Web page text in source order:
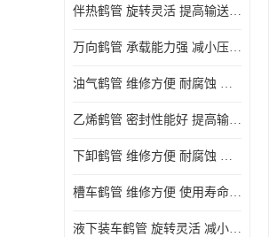
伴热鹤管 旋转灵活 提高输送效率
万向鹤管 承载能力强 减小压力损失
油气鹤管 维修方便 耐腐蚀 耐高温
乙烯鹤管 密封性能好 提高输送效率
下卸鹤管 维修方便 耐腐蚀 耐高温
槽车鹤管 维修方便 使用寿命较长
液下装车鹤管 旋转灵活 减小压力损失